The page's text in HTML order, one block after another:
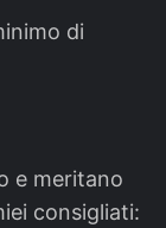
di
e meritano
consigliati: